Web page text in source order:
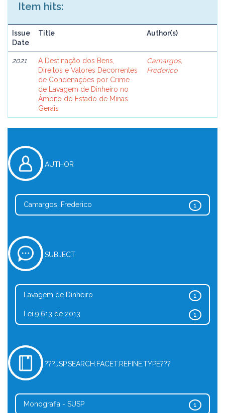
Item hits:
Issue
Date
Title Author(s)
2021
A Destinação dos Bens,
Direitos e Valores Decorrentes
de Condenações por Crime
de Lavagem de Dinheiro no
Âmbito do Estado de Minas
Gerais
Camargos,
Frederico
AUTHOR
1
Camargos, Frederico
SUBJECT
1
Lavagem de Dinheiro
1
Lei 9.613 de 2013
???JSP.SEARCH.FACET.REFINE.TYPE???
1
Monografia - SUSP